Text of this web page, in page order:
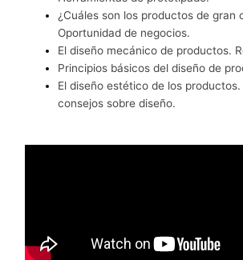
¿Cuáles son los productos de gran
Oportunidad de negocios.
El diseño mecánico de productos.
Principios básicos del diseño de
El diseño estético de los
consejos sobre diseño.